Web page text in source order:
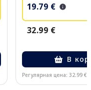
19.79 €
32.99 €
В
Регулярная цена: 32.99 €